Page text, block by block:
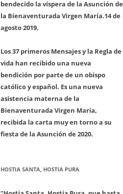
bendecido la víspera de la Asunción de
la Bienaventurada Virgen María.14 de
agosto 2019.
Los 37 primeros Mensajes y la Regla de
vida han recibido una nueva
bendición por parte de un obispo
católico y español. Es una nueva
asistencia materna de la
Bienaventurada Virgen María,
recibida la carta muy en torno a su
fiesta de la Asunción de 2020.
HOSTIA SANTA, HOSTIA PURA